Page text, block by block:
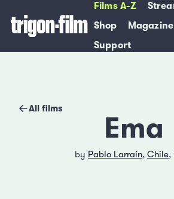
Films A-Z
Shop
Magazine
Support
All films
Ema
by Pablo Larraín, Chile,